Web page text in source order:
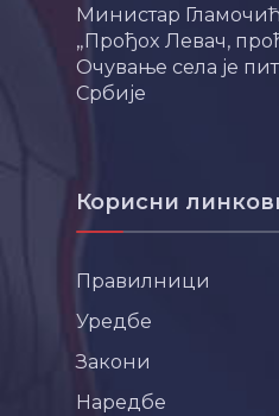
Министар
„Прођох Левач,
Очување села је
Србије
Корисни
Правилници
Уредбе
Закони
Наредбе